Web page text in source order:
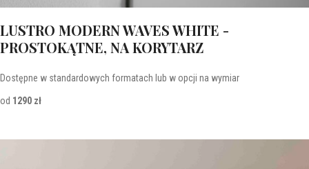
LUSTRO MODERN WAVES WHITE -
PROSTOKĄTNE, NA KORYTARZ
Dostępne w standardowych formatach lub w opcji na wymiar
od 1290 zł